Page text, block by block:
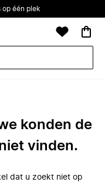
op één plek
konden de
vinden.
dat u zoekt niet op